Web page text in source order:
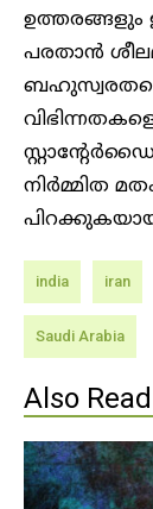
ഉത്തരങ്ങളും
പരതാൻ
ബഹുസ്വരതയെ
നിർമ്മിത
india iran
Saudi Arabia
Also Read